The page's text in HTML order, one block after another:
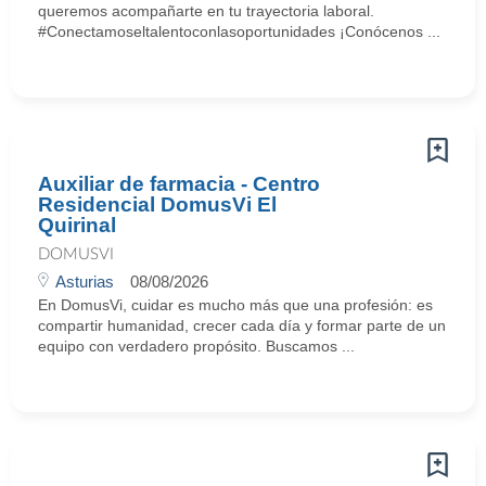
queremos acompañarte en tu trayectoria laboral.
#Conectamoseltalentoconlasoportunidades ¡Conócenos ...
Auxiliar de farmacia - Centro
Residencial DomusVi El
Quirinal
DOMUSVI
Asturias 08/08/2026
En DomusVi, cuidar es mucho más que una profesión: es
compartir humanidad, crecer cada día y formar parte de un
equipo con verdadero propósito. Buscamos ...